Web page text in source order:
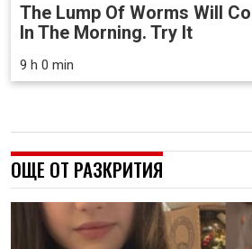
The Lump Of Worms Will
In The Morning. Try It
9 h 0 min
ОЩЕ ОТ РАЗКРИТИЯ